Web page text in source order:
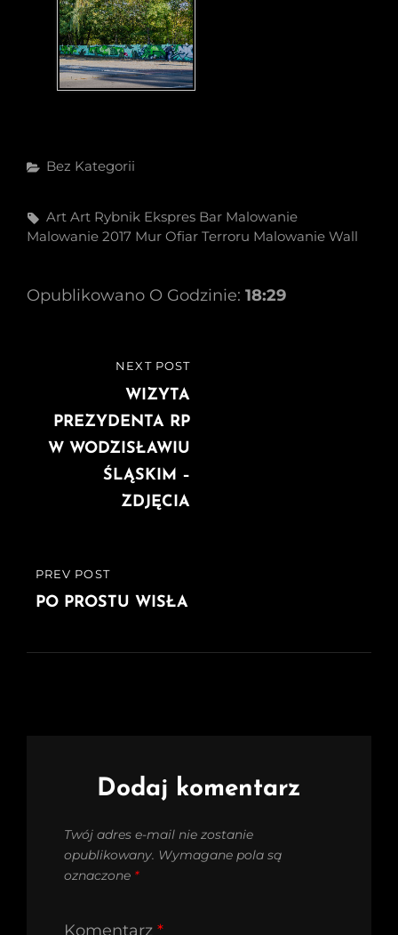
Categories
Bez Kategorii
Tags,
Art Art Rybnik Ekspres Bar Malowanie
Malowanie 2017 Mur Ofiar Terroru Malowanie Wall
Opublikowano O Godzinie: 18:29
Nawigacja
PREVIOUS
POST
PREV POST
PO PROSTU WISŁA
NEXT POST
WIZYTA
PREZYDENTA RP
W WODZISŁAWIU
ŚLĄSKIM –
ZDJĘCIA
Dodaj komentarz
Twój adres e-mail nie zostanie
opublikowany. Wymagane pola są
oznaczone *
Komentarz *